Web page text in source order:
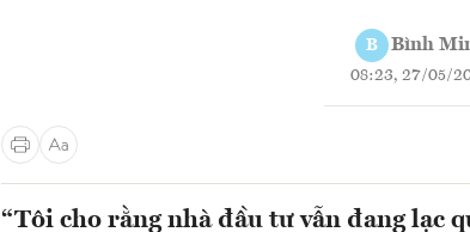
B Bình
08:23, 27/05/
“Tôi cho rằng nhà đầu tư vẫn đang lạc